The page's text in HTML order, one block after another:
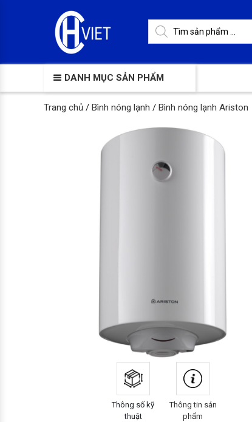
DANH MỤC SẢN PHẨM
Trang chủ / Bình nóng lạnh / Bình nóng lạnh Ariston
Thông số kỹ
thuật
Thông tin sản
phẩm